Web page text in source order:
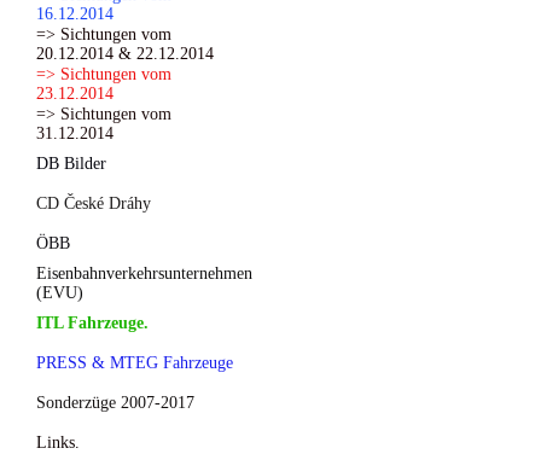
16.12.2014
=> Sichtungen vom
20.12.2014 & 22.12.2014
=> Sichtungen vom
23.12.2014
=> Sichtungen vom
31.12.2014
DB Bilder
CD České Dráhy
ÖBB
Eisenbahnverkehrsunternehmen
(EVU)
ITL Fahrzeuge.
PRESS & MTEG Fahrzeuge
Sonderzüge 2007-2017
Links.